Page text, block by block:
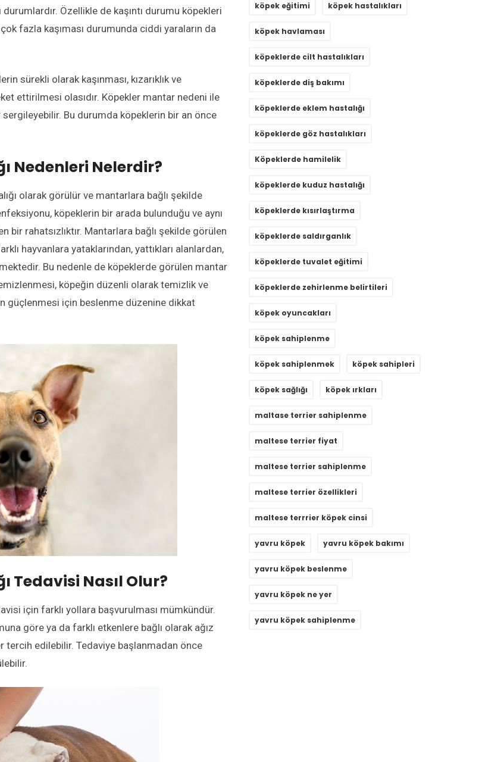
Özellikle de kaşıntı durumu köpekleri
fazla kaşıması durumunda ciddi yaraların da
sürekli olarak kaşınması, kızarıklık ve
ettirilmesi olasıdır. Köpekler mantar nedeni ile
Bu durumda köpeklerin bir an önce
Nedenleri Nelerdir?
olarak görülür ve mantarlara bağlı şekilde
köpeklerin bir arada bulunduğu ve aynı
bir rahatsızlıktır. Mantarlara bağlı şekilde görülen
hayvanlara yataklarından, yattıkları alanlardan,
Bu nedenle de köpeklerde görülen mantar
köpeğin düzenli olarak temizlik ve
güçlenmesi için beslenme düzenine dikkat
Tedavisi Nasıl Olur?
için farklı yollara başvurulması mümkündür.
göre ya da farklı etkenlere bağlı olarak ağız
tercih edilebilir. Tedaviye başlanmadan önce
köpek eğitimi köpek hastalıkları
köpek havlaması
köpeklerde cilt hastalıkları
köpeklerde diş bakımı
köpeklerde eklem hastalığı
köpeklerde göz hastalıkları
Köpeklerde hamilelik
köpeklerde kuduz hastalığı
köpeklerde kısırlaştırma
köpeklerde saldırganlık
köpeklerde tuvalet eğitimi
köpeklerde zehirlenme belirtileri
köpek oyuncakları
köpek sahiplenme
köpek sahiplenmek köpek sahipleri
köpek sağlığı köpek ırkları
maltase terrier sahiplenme
maltese terrier fiyat
maltese terrier sahiplenme
maltese terrier özellikleri
maltese terrrier köpek cinsi
yavru köpek yavru köpek bakımı
yavru köpek beslenme
yavru köpek ne yer
yavru köpek sahiplenme